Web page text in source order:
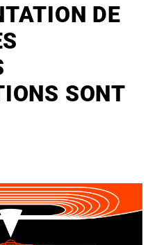
DE
SONT